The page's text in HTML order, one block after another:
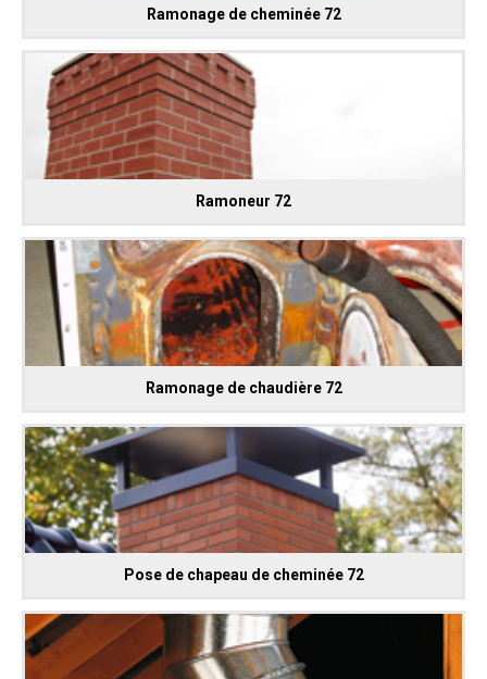
Ramonage de cheminée 72
Ramoneur 72
Ramonage de chaudière 72
Pose de chapeau de cheminée 72